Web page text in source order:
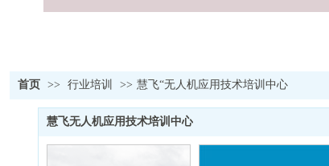
首页 >> 行业培训 >> 慧飞“无人机应用技术培训中心
慧飞无人机应用技术培训中心